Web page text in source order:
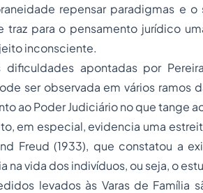
repensar paradigmas e
traz para o pensamento jurídico
inconsciente.
apontadas por
ser observada em vários ramos
ao Poder Judiciário no que tange
em especial, evidencia uma
Freud (1933), que constatou a
na vida dos indivíduos, ou seja, o
levados às Varas de Família